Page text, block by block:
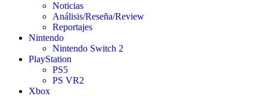
Noticias
Análisis/Reseña/Review
Reportajes
Nintendo
Nintendo Switch 2
PlayStation
PS5
PS VR2
Xbox